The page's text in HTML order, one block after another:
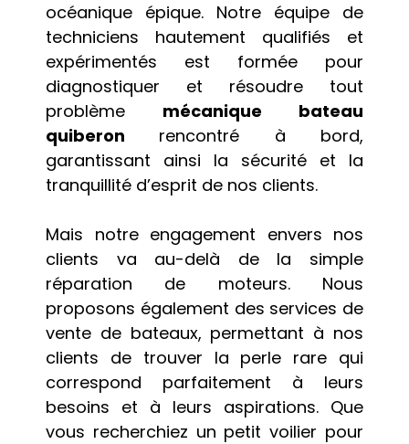
océanique épique. Notre équipe de
techniciens hautement qualifiés et
expérimentés est formée pour
diagnostiquer et résoudre tout
problème mécanique bateau
quiberon rencontré à bord,
garantissant ainsi la sécurité et la
tranquillité d’esprit de nos clients.
Mais notre engagement envers nos
clients va au-delà de la simple
réparation de moteurs. Nous
proposons également des services de
vente de bateaux, permettant à nos
clients de trouver la perle rare qui
correspond parfaitement à leurs
besoins et à leurs aspirations. Que
vous recherchiez un petit voilier pour